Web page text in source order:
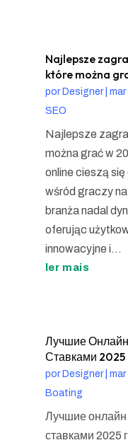
Najlepsze
które można
por Designer| mar
SEO
Najlepsze
można grać w
online cieszą
wśród graczy
branża nadal
oferując
innowacyjne i...
ler mais
Лучшие
Ставками 2025
por Designer| mar
Boating
Лучшие онлайн
ставками 2025